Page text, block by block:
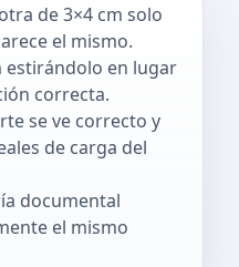
de 3×4 cm solo
el mismo.
estirándolo en lugar
correcta.
se ve correcto y
de carga del
documental
el mismo